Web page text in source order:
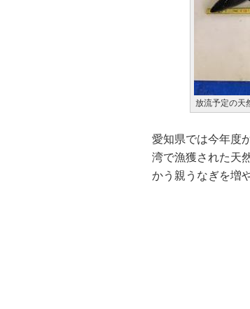
放流予定の天
愛知県では今年度
湾で漁獲された天
かう親うなぎを増